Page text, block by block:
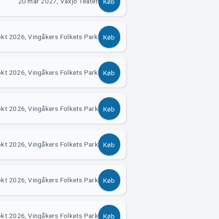
2026, Vingåkers Folkets Park Køb
2026, Vingåkers Folkets Park Køb
2026, Vingåkers Folkets Park Køb
2026, Vingåkers Folkets Park Køb
2026, Vingåkers Folkets Park Køb
2026, Vingåkers Folkets Park Køb